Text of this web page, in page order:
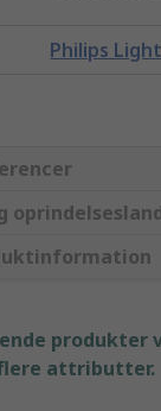
Philips
produkter
attributter.